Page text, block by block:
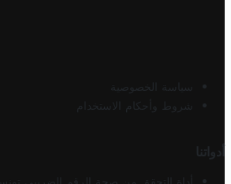
سياسة الخصوصية
شروط وأحكام الاستخدام
أدواتنا